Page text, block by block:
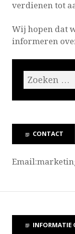
verdienen tot
Wij hopen dat
informeren
CONTACT
INFORMATIE